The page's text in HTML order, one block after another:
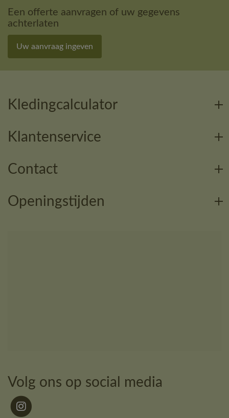
Een offerte aanvragen of uw gegevens
achterlaten
Uw aanvraag ingeven
Kledingcalculator
Klantenservice
Contact
Openingstijden
Volg ons op social media